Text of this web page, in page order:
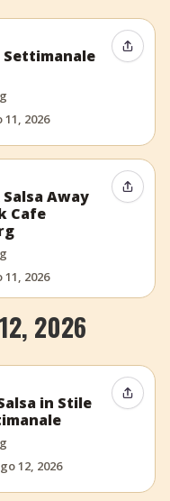
Settimanale
2026
Away
Cafe
2026
2026
in Stile
12, 2026